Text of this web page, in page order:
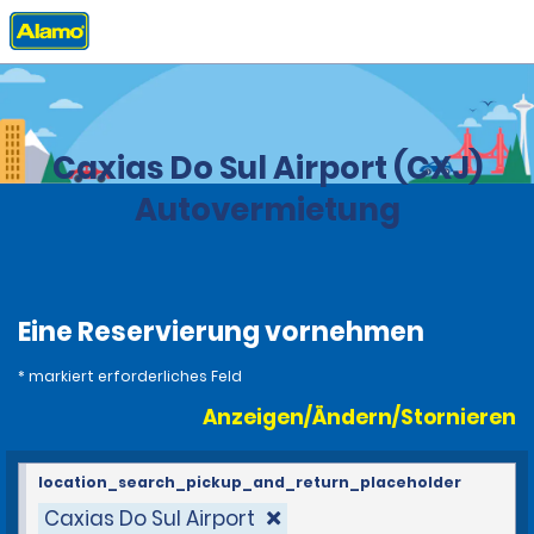
Privat Stationen
Caxias Do Sul Airport (CXJ)
Autovermietung
Eine Reservierung vornehmen
* markiert erforderliches Feld
Anzeigen/Ändern/Stornieren
Caxias Do Sul Airport
location_search_pickup_and_return_placeholder